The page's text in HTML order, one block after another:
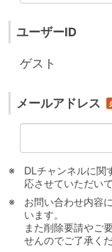
ユーザーID
ゲスト
メールアドレス
DLチャンネルに関
応させていただい
お問い合わせ内容
います。
また削除要請やご
せんのでご了承くだ